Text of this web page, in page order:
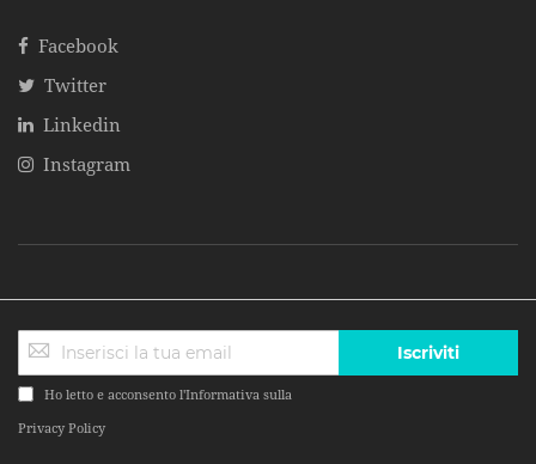
Facebook
Twitter
Linkedin
Instagram
Ho letto e acconsento l'Informativa sulla
Privacy Policy
Iscriviti